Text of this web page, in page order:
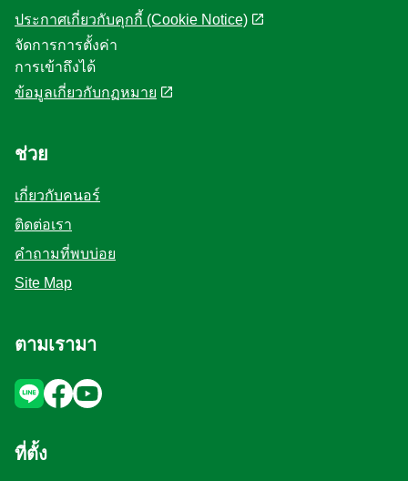
ประกาศเกี่ยวกับคุกกี้ (Cookie Notice)
จัดการการตั้งค่า
การเข้าถึงได้
ข้อมูลเกี่ยวกับกฏหมาย
ช่วย
เกี่ยวกับคนอร์
ติดต่อเรา
คำถามที่พบบ่อย
Site Map
ตามเรามา
ที่ตั้ง